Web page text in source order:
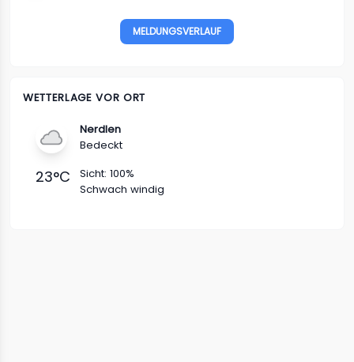
MELDUNGSVERLAUF
WETTERLAGE VOR ORT
Nerdlen
Bedeckt
23°C Sicht: 100%
Schwach windig